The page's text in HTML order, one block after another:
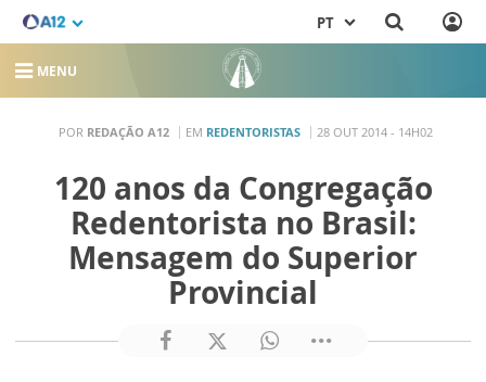
PT
MENU
POR REDAÇÃO A12 EM REDENTORISTAS 28 OUT 2014 - 14H02
120 anos da Congregação
Redentorista no Brasil:
Mensagem do Superior
Provincial